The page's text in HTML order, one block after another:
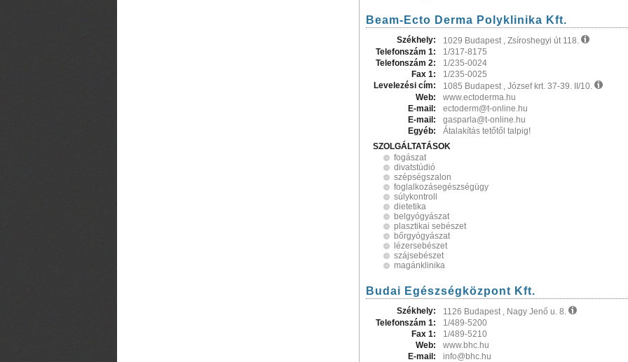
Beam-Ecto Derma Polyklinika Kft.
Székhely:
1029 Budapest , Zsíroshegyi út 118.
Telefonszám 1:
1/317-8175
Telefonszám 2:
1/235-0024
Fax 1:
1/235-0025
Levelezési cím:
1085 Budapest , József krt. 37-39. II/10.
Web:
www.ectoderma.hu
E-mail:
ectoderm@t-online.hu
E-mail:
gasparla@t-online.hu
Egyéb:
Átalakítás tetőtől talpig!
SZOLGÁLTATÁSOK
fogászat
divatstúdió
szépségszalon
foglalkozásegészségügy
súlykontroll
dietetika
belgyógyászat
plasztikai sebészet
bőrgyógyászat
lézersebészet
szájsebészet
magánklinika
Budai Egészségközpont Kft.
Székhely:
1126 Budapest , Nagy Jenő u. 8.
Telefonszám 1:
1/489-5200
Fax 1:
1/489-5210
Web:
www.bhc.hu
E-mail:
info@bhc.hu